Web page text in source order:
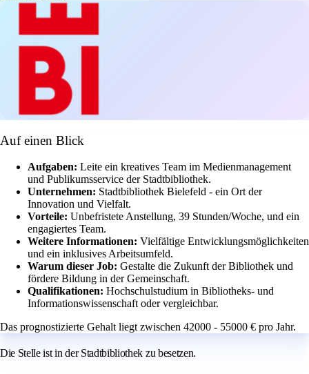
Auf einen Blick
Aufgaben: Leite ein kreatives Team im Medienmanagement
und Publikumsservice der Stadtbibliothek.
Unternehmen: Stadtbibliothek Bielefeld - ein Ort der
Innovation und Vielfalt.
Vorteile: Unbefristete Anstellung, 39 Stunden/Woche, und ein
engagiertes Team.
Weitere Informationen: Vielfältige Entwicklungsmöglichkeiten
und ein inklusives Arbeitsumfeld.
Warum dieser Job: Gestalte die Zukunft der Bibliothek und
fördere Bildung in der Gemeinschaft.
Qualifikationen: Hochschulstudium in Bibliotheks- und
Informationswissenschaft oder vergleichbar.
Das prognostizierte Gehalt liegt zwischen 42000 - 55000 € pro Jahr.
Die Stelle ist in der Stadtbibliothek zu besetzen.